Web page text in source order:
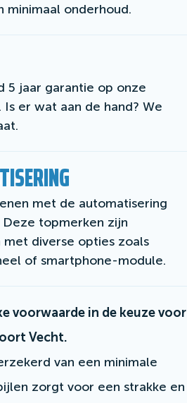
minimaal onderhoud.
5 jaar garantie op onze
er wat aan de hand? We
met de automatisering
Deze topmerken zijn
diverse opties zoals
of smartphone-module.
voorwaarde in de keuze voor
Vecht.
van een minimale
zorgt voor een strakke en